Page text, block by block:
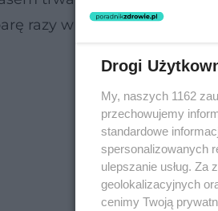
razy w miesiącu. Ponadto
Drogi
My, naszych 1162
przechowujemy
standardowe
spersonalizowanych
ulepszanie usług. Za
geolokalizacyjnych
cenimy Twoją